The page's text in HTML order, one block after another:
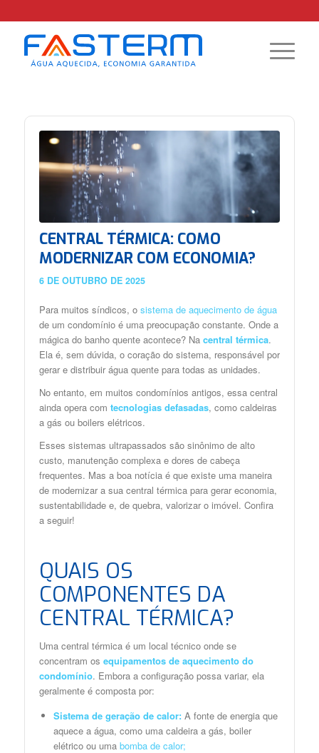
CENTRAL TÉRMICA: COMO
MODERNIZAR COM ECONOMIA?
6 DE OUTUBRO DE 2025
Para muitos síndicos, o sistema de aquecimento de água
de um condomínio é uma preocupação constante. Onde a
mágica do banho quente acontece? Na central térmica.
Ela é, sem dúvida, o coração do sistema, responsável por
gerar e distribuir água quente para todas as unidades.
No entanto, em muitos condomínios antigos, essa central
ainda opera com tecnologias defasadas, como caldeiras
a gás ou boilers elétricos.
Esses sistemas ultrapassados são sinônimo de alto
custo, manutenção complexa e dores de cabeça
frequentes. Mas a boa notícia é que existe uma maneira
de modernizar a sua central térmica para gerar economia,
sustentabilidade e, de quebra, valorizar o imóvel. Confira
a seguir!
QUAIS OS
COMPONENTES DA
CENTRAL TÉRMICA?
Uma central térmica é um local técnico onde se
concentram os equipamentos de aquecimento do
condomínio. Embora a configuração possa variar, ela
geralmente é composta por:
Sistema de geração de calor:A fonte de energia que
aquece a água, como uma caldeira a gás, boiler
elétrico ou uma bomba de calor;